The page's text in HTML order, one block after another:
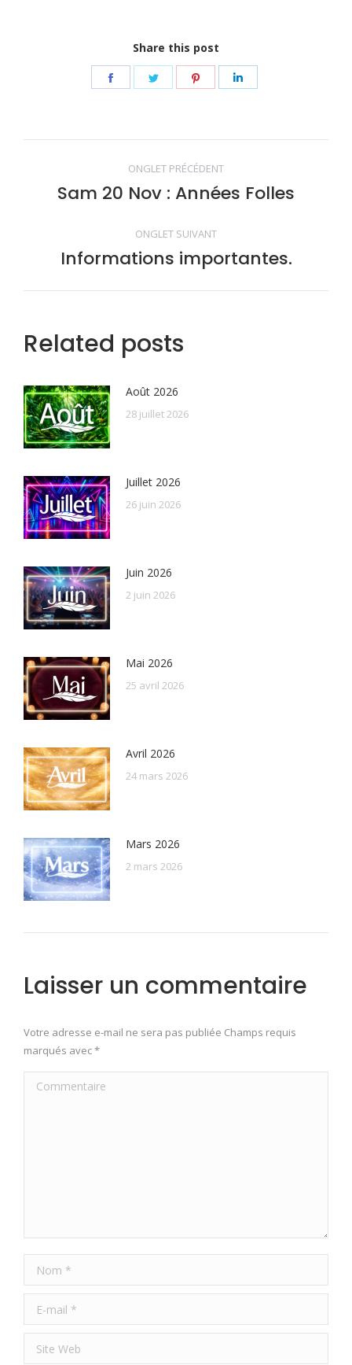
Share this post
Share
Share
Share
Navigation
de
commentaire
ONGLET PRÉCÉDENT
Onglet
Sam 20 Nov : Années Folles
ONGLET SUIVANT
Onglet
Informations importantes.
Related posts
Août 2026
28 juillet 2026
Juillet 2026
26 juin 2026
Juin 2026
2 juin 2026
Mai 2026
25 avril 2026
Avril 2026
24 mars 2026
Mars 2026
2 mars 2026
Laisser un commentaire
Votre adresse e-mail ne sera pas publiée Champs requis
marqués avec*
Commentaire
Nom *
E-mail *
Site Web